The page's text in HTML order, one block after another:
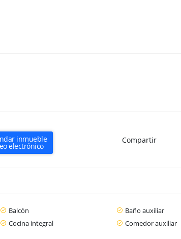
inmueble
electrónico
Compartir
Balcón Baño auxiliar
Cocina integral Comedor auxiliar